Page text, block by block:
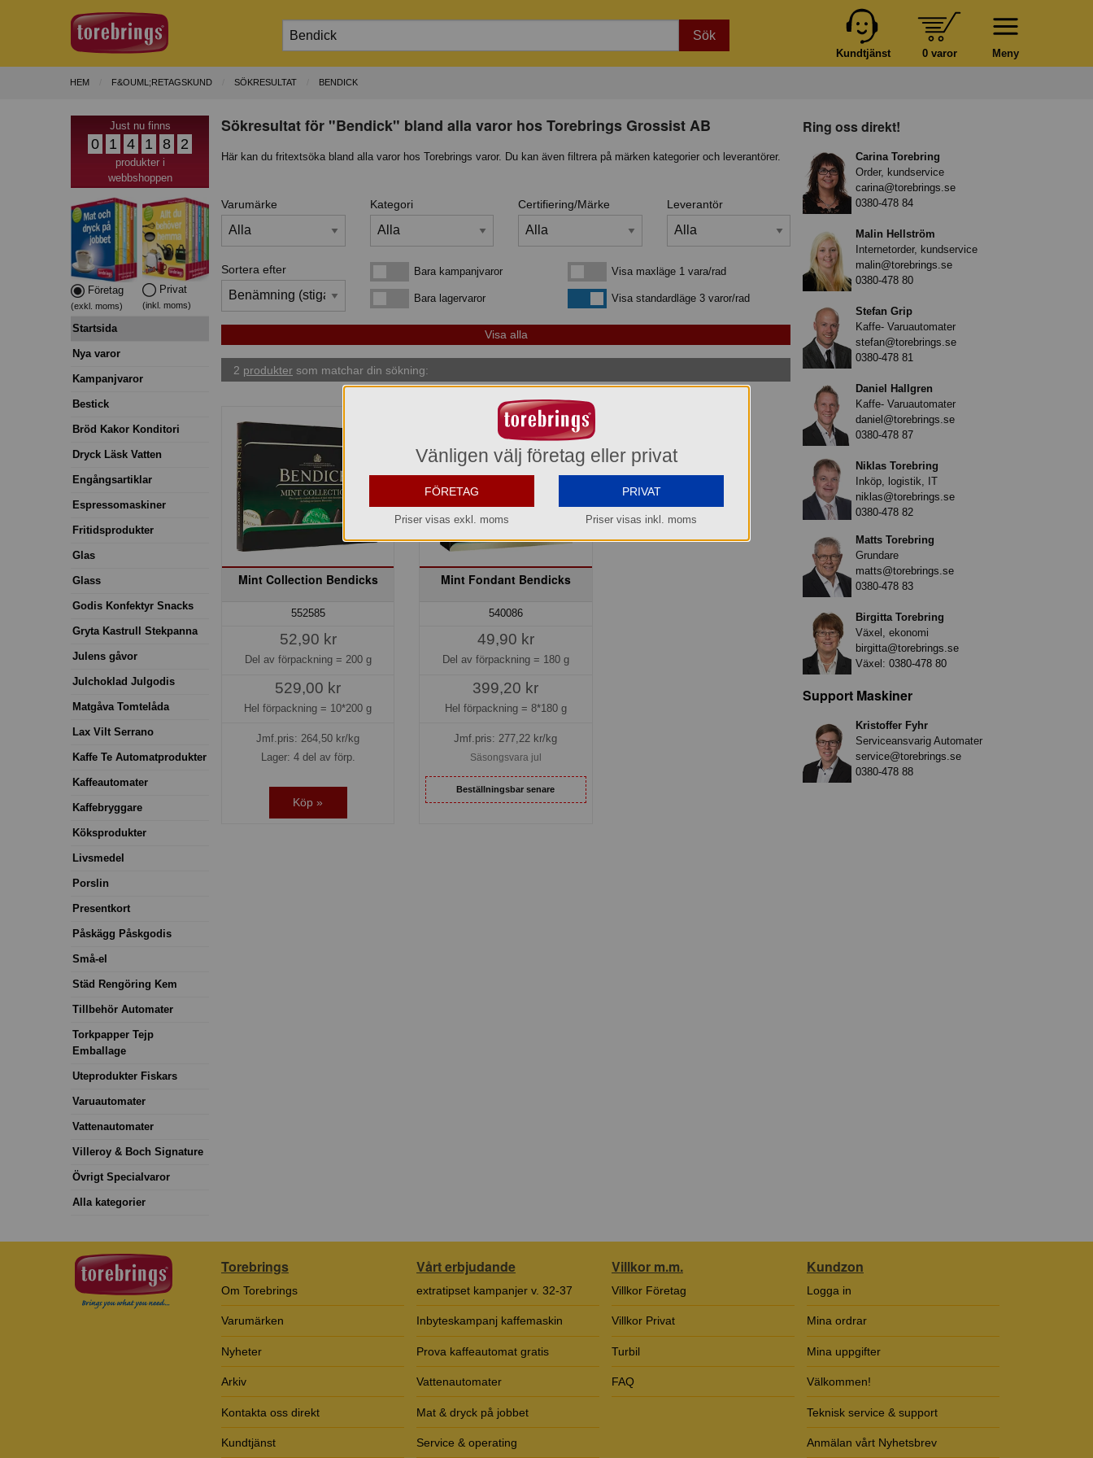
Sök
Meny
0 varor
Kundtjänst
HEM F&OUML;RETAGSKUND SÖKRESULTAT BENDICK
Just nu finns
0 1 4 1 8 2
produkter i
webbshoppen
Företag
(exkl. moms)
Privat
(inkl. moms)
Startsida
Nya varor
Kampanjvaror
Bestick
Bröd Kakor Konditori
Dryck Läsk Vatten
Engångsartiklar
Espressomaskiner
Fritidsprodukter
Glas
Glass
Godis Konfektyr Snacks
Gryta Kastrull Stekpanna
Julens gåvor
Julchoklad Julgodis
Matgåva Tomtelåda
Lax Vilt Serrano
Kaffe Te Automatprodukter
Kaffeautomater
Kaffebryggare
Köksprodukter
Livsmedel
Porslin
Presentkort
Påskägg Påskgodis
Små-el
Städ Rengöring Kem
Tillbehör Automater
Torkpapper Tejp
Emballage
Uteprodukter Fiskars
Varuautomater
Vattenautomater
Villeroy & Boch Signature
Övrigt Specialvaror
Alla kategorier
Sökresultat för "Bendick" bland alla varor hos Torebrings Grossist AB
Här kan du fritextsöka bland alla varor hos Torebrings varor. Du kan även filtrera på märken kategorier och leverantörer.
Varumärke Kategori Certifiering/Märke Leverantör
Sortera efter Bara kampanjvarorBara kampanjvaror
Bara lagervarorBara lagervaror
Visa maxläge 1 vara/rad
Visa maxläge 1 vara/rad
Visa standardlägeVisa standardläge 3 varor/rad
2 produkter som matchar din sökning:
Mint Collection Bendicks
552585
52,90 kr
Del av förpackning = 200 g
529,00 kr
Hel förpackning = 10*200 g
Jmf.pris: 264,50 kr/kg
Lager: 4 del av förp.
Köp »
Mint Fondant Bendicks
540086
49,90 kr
Del av förpackning = 180 g
399,20 kr
Hel förpackning = 8*180 g
Jmf.pris: 277,22 kr/kg
Säsongsvara jul
Beställningsbar senare
Ring oss direkt!
Carina Torebring
Order, kundservice
carina@torebrings.se
0380-478 84
Malin Hellström
Internetorder, kundservice
malin@torebrings.se
0380-478 80
Stefan Grip
Kaffe- Varuautomater
stefan@torebrings.se
0380-478 81
Daniel Hallgren
Kaffe- Varuautomater
daniel@torebrings.se
0380-478 87
Niklas Torebring
Inköp, logistik, IT
niklas@torebrings.se
0380-478 82
Matts Torebring
Grundare
matts@torebrings.se
0380-478 83
Birgitta Torebring
Växel, ekonomi
birgitta@torebrings.se
Växel: 0380-478 80
Support Maskiner
Kristoffer Fyhr
Serviceansvarig Automater
service@torebrings.se
0380-478 88
Torebrings
Om Torebrings
Varumärken
Nyheter
Arkiv
Kontakta oss direkt
Kundtjänst
Vårt erbjudande
extratipset kampanjer v. 32-37
Inbyteskampanj kaffemaskin
Prova kaffeautomat gratis
Vattenautomater
Mat & dryck på jobbet
Service & operating
Villkor m.m.
Villkor Företag
Villkor Privat
Turbil
FAQ
Kundzon
Logga in
Mina ordrar
Mina uppgifter
Välkommen!
Teknisk service & support
Anmälan vårt Nyhetsbrev
Vänligen välj företag eller privat
FÖRETAG
Priser visas exkl. moms
PRIVAT
Priser visas inkl. moms